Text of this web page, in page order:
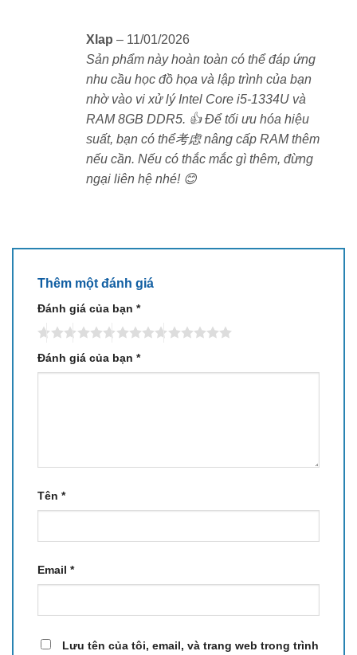
Xlap – 11/01/2026
Sản phẩm này hoàn toàn có thể đáp ứng
nhu cầu học đồ họa và lập trình của bạn
nhờ vào vi xử lý Intel Core i5-1334U và
RAM 8GB DDR5. 👍 Để tối ưu hóa hiệu
suất, bạn có thể考虑 nâng cấp RAM thêm
nếu cần. Nếu có thắc mắc gì thêm, đừng
ngại liên hệ nhé! 😊
Thêm một đánh giá
Đánh giá của bạn *
Đánh giá của bạn *
Tên *
Email *
Lưu tên của tôi, email, và trang web trong trình